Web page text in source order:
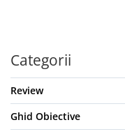
Categorii
Review
Ghid Obiective